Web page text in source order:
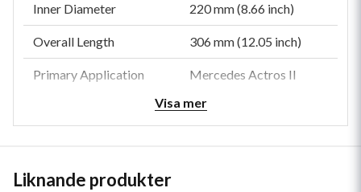
Inner Diameter 220 mm (8.66 inch)
Overall Length 306 mm (12.05 inch)
Primary Application Mercedes Actros II
Primary
Visa mer
Liknande produkter